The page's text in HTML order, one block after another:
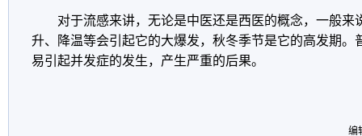
对于流感来讲，无论是中医还是西医的概念，一般来
升、降温等会引起它的大爆发，秋冬季节是它的高发期。
易引起并发症的发生，产生严重的后果。
编